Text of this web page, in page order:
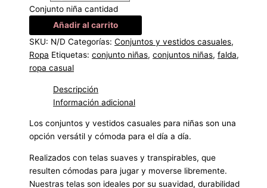
Conjunto niña cantidad
Añadir al carrito
SKU: N/D Categorías:Conjuntos y vestidos casuales,
Ropa Etiquetas:conjunto niñas,conjuntos niñas,falda,
ropa casual
Descripción
Información adicional
Los conjuntos y vestidos casuales para niñas son una
opción versátil y cómoda para el día a día.
Realizados con telas suaves y transpirables, que
resulten cómodas para jugar y moverse libremente.
Nuestras telas son ideales por su suavidad, durabilidad